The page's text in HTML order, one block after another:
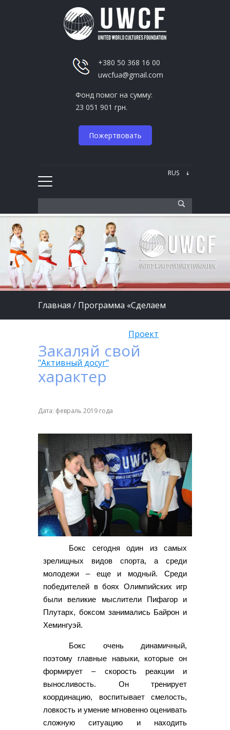
+380 50 368 16 00
uwcfua@gmail.com
Фонд помог на сумму:
23 051 901 грн.
Пожертвовать
Главная / Программа «Сделаем
Проект
"Активный досуг"
Закаляй свой
характер
Дата: февраль 2019 года
Бокс сегодня один из самых
зрелищных видов спорта, а среди
молодежи – еще и модный. Среди
победителей в боях Олимпийских игр
были великие мыслители Пифагор и
Плутарх, боксом занимались Байрон и
Хемингуэй.
Бокс очень динамичный,
поэтому главные навыки, которые он
формирует – скорость реакции и
выносливость. Он тренирует
координацию, воспитывает смелость,
ловкость и умение мгновенно оценивать
сложную ситуацию и находить